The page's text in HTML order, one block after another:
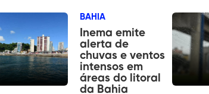
BAHIA
Inema emite
alerta de
chuvas e ventos
intensos em
áreas do litoral
da Bahia